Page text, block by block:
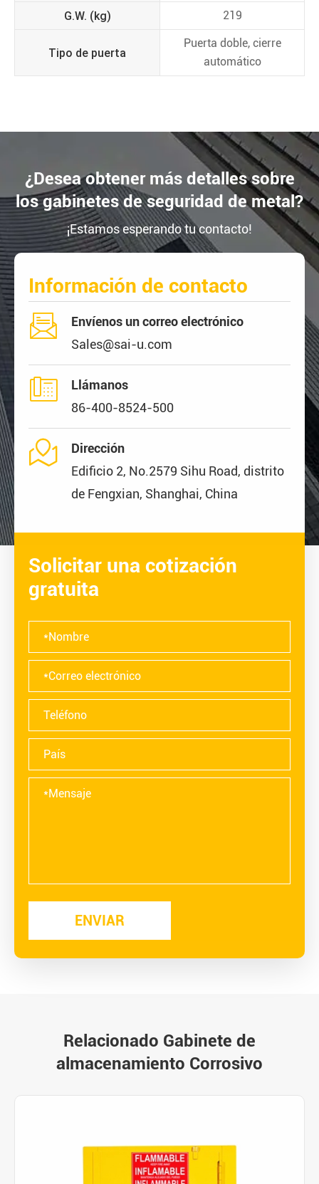
G.W. (kg) 219
Tipo de puerta
Puerta doble, cierre
automático
¿Desea obtener más detalles sobre
los gabinetes de seguridad de metal?
¡Estamos esperando tu contacto!
Información de contacto

Envíenos un correo electrónico
Sales@sai-u.com

Llámanos
86-400-8524-500

Dirección
Edificio 2, No.2579 Sihu Road, distrito
de Fengxian, Shanghai, China
Solicitar una cotización
gratuita
Relacionado Gabinete de
almacenamiento Corrosivo